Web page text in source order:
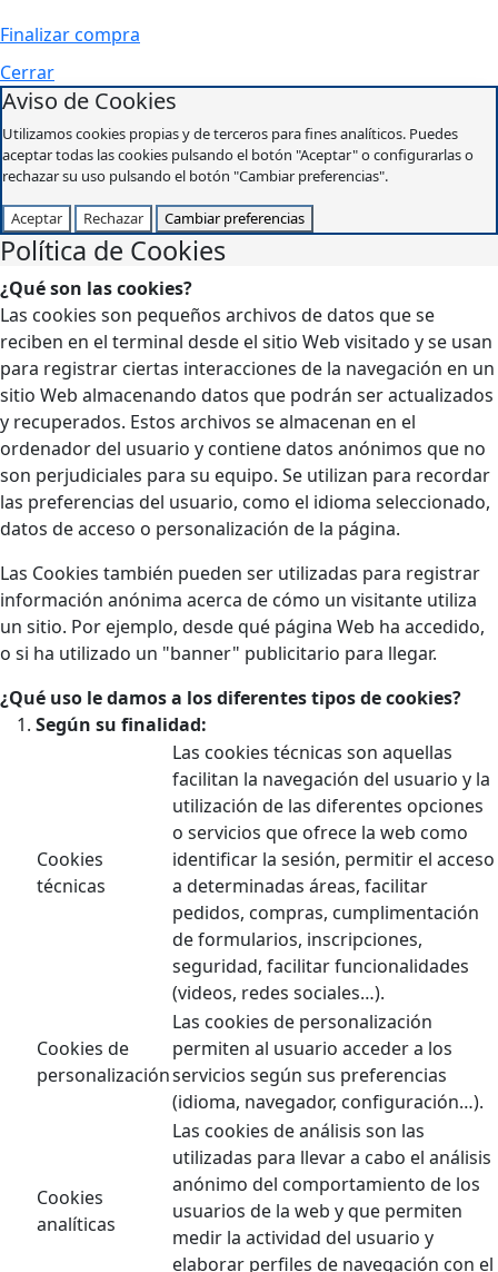
Finalizar compra
Cerrar
Aviso de Cookies
Utilizamos cookies propias y de terceros para fines analíticos. Puedes
aceptar todas las cookies pulsando el botón "Aceptar" o configurarlas o
rechazar su uso pulsando el botón "Cambiar preferencias".
Aceptar Rechazar Cambiar preferencias
Política de Cookies
¿Qué son las cookies?
Las cookies son pequeños archivos de datos que se
reciben en el terminal desde el sitio Web visitado y se usan
para registrar ciertas interacciones de la navegación en un
sitio Web almacenando datos que podrán ser actualizados
y recuperados. Estos archivos se almacenan en el
ordenador del usuario y contiene datos anónimos que no
son perjudiciales para su equipo. Se utilizan para recordar
las preferencias del usuario, como el idioma seleccionado,
datos de acceso o personalización de la página.
Las Cookies también pueden ser utilizadas para registrar
información anónima acerca de cómo un visitante utiliza
un sitio. Por ejemplo, desde qué página Web ha accedido,
o si ha utilizado un "banner" publicitario para llegar.
¿Qué uso le damos a los diferentes tipos de cookies?
Según su finalidad:
Cookies
técnicas
Las cookies técnicas son aquellas
facilitan la navegación del usuario y la
utilización de las diferentes opciones
o servicios que ofrece la web como
identificar la sesión, permitir el acceso
a determinadas áreas, facilitar
pedidos, compras, cumplimentación
de formularios, inscripciones,
seguridad, facilitar funcionalidades
(videos, redes sociales…).
Cookies de
personalización
Las cookies de personalización
permiten al usuario acceder a los
servicios según sus preferencias
(idioma, navegador, configuración…).
Cookies
analíticas
Las cookies de análisis son las
utilizadas para llevar a cabo el análisis
anónimo del comportamiento de los
usuarios de la web y que permiten
medir la actividad del usuario y
elaborar perfiles de navegación con el